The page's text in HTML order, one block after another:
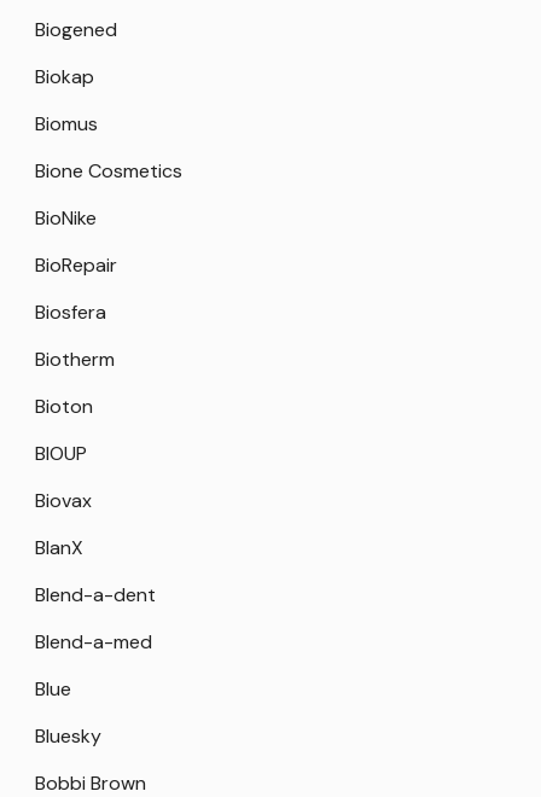
Biogened
Biokap
Biomus
Bione Cosmetics
BioNike
BioRepair
Biosfera
Biotherm
Bioton
BIOUP
Biovax
BlanX
Blend-a-dent
Blend-a-med
Blue
Bluesky
Bobbi Brown